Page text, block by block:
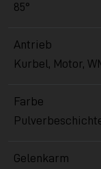
85°
Antrieb
Kurbel, Motor,
Farbe
Gelenkarm